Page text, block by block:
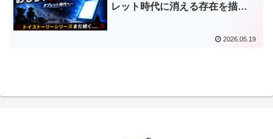
レット時代に消える存在を描
2026.05.19